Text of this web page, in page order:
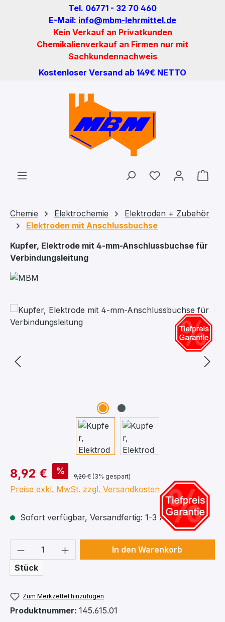
Zum Hauptinhalt springenTel. 06771 - 32 70 460
E-Mail: info@mbm-lehrmittel.de
Kein Verkauf an Privatkunden
Chemikalienverkauf an Firmen nur mit
Sachkundennachweis
Kostenloser Versand ab 149€ NETTO
Du hast 0
Chemie Elektrochemie
Elektroden + Zubehör
Elektroden mit Anschlussbuchse
Kupfer, Elektrode mit 4-mm-Anschlussbuchse für
Verbindungsleitung
Bildergalerie überspringen
8,92 € %
9,20 € (3% gespart)
Preise exkl. MwSt. zzgl. Versandkosten
Sofort verfügbar, Versandfertig: 1-3 Arbeitstage
Produkt Anzahl: Gib den
Stück
In den Warenkorb
Zum Merkzettel hinzufügen
Produktnummer: 145.615.01